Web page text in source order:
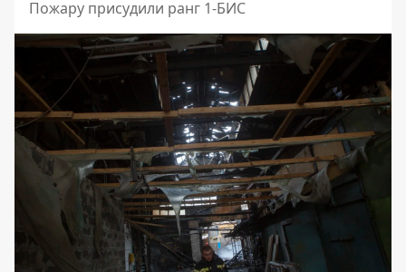
Пожару присудили ранг 1-БИС